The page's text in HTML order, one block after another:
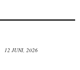
12 JUNI, 2026